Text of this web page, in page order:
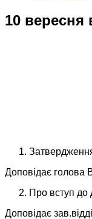
10 вересня
Доповідає голова
Про вступ до
Доповідає